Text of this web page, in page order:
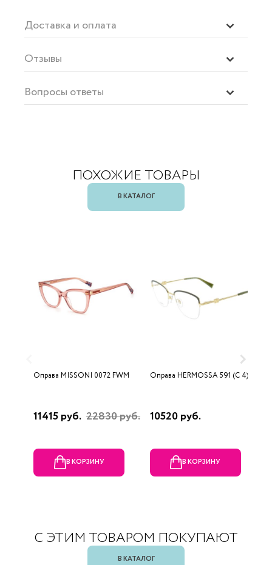
Доставка и оплата
Отзывы
Вопросы ответы
ПОХОЖИЕ ТОВАРЫ
В КАТАЛОГ
Оправа MISSONI 0072 FWM
11415 руб. 22830 руб.
В КОРЗИНУ
Оправа HERMOSSA 591 (C 4)
10520 руб.
В КОРЗИНУ
С ЭТИМ ТОВАРОМ ПОКУПАЮТ
В КАТАЛОГ